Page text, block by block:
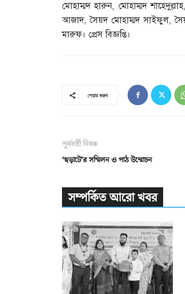
মোহাম্মদ হারুন, মোহাম্মদ শাহেদুল্লাহ,
আজাদ,সৈয়দ মোহাম্মদ সাইফুল,
মারুফ। প্রেস বিজ্ঞপ্তি।
শেয়ার করুন
পূর্ববর্তী নিবন্ধ
‘ছড়াটে’র সম্মিলন ও পাঠ উন্মোচন
সম্পর্কিত আরো খবর